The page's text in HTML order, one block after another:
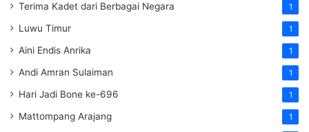
Terima Kadet dari Berbagai Negara 1
Luwu Timur 1
Aini Endis Anrika 1
Andi Amran Sulaiman 1
Hari Jadi Bone ke-696 1
Mattompang Arajang 1